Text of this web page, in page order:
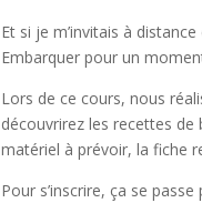
Et si je m’invitais à
Embarquer pour un
Lors de ce cours, nous
découvrirez les recettes de
matériel à prévoir, la fiche
Pour s’inscrire, ça se